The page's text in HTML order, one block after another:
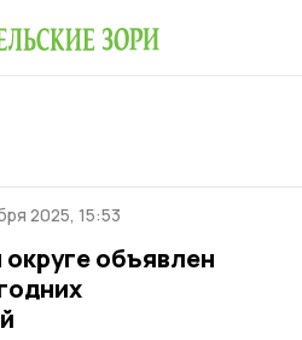
2025, 15:53
объявлен